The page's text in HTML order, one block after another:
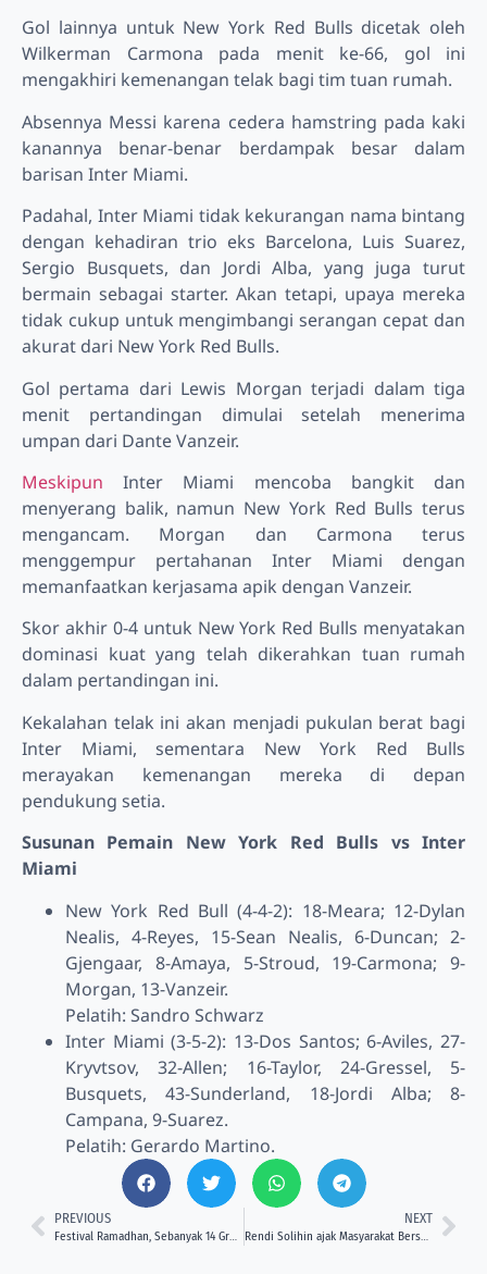
Gol lainnya untuk New York Red Bulls dicetak oleh
Wilkerman Carmona pada menit ke-66, gol ini
mengakhiri kemenangan telak bagi tim tuan rumah.
Absennya Messi karena cedera hamstring pada kaki
kanannya benar-benar berdampak besar dalam
barisan Inter Miami.
Padahal, Inter Miami tidak kekurangan nama bintang
dengan kehadiran trio eks Barcelona, Luis Suarez,
Sergio Busquets, dan Jordi Alba, yang juga turut
bermain sebagai starter. Akan tetapi, upaya mereka
tidak cukup untuk mengimbangi serangan cepat dan
akurat dari New York Red Bulls.
Gol pertama dari Lewis Morgan terjadi dalam tiga
menit pertandingan dimulai setelah menerima
umpan dari Dante Vanzeir.
Meskipun Inter Miami mencoba bangkit dan
menyerang balik, namun New York Red Bulls terus
mengancam. Morgan dan Carmona terus
menggempur pertahanan Inter Miami dengan
memanfaatkan kerjasama apik dengan Vanzeir.
Skor akhir 0-4 untuk New York Red Bulls menyatakan
dominasi kuat yang telah dikerahkan tuan rumah
dalam pertandingan ini.
Kekalahan telak ini akan menjadi pukulan berat bagi
Inter Miami, sementara New York Red Bulls
merayakan kemenangan mereka di depan
pendukung setia.
Susunan Pemain New York Red Bulls vs Inter
Miami
New York Red Bull (4-4-2): 18-Meara; 12-Dylan
Nealis, 4-Reyes, 15-Sean Nealis, 6-Duncan; 2-
Gjengaar, 8-Amaya, 5-Stroud, 19-Carmona; 9-
Morgan, 13-Vanzeir.
Pelatih: Sandro Schwarz
Inter Miami (3-5-2): 13-Dos Santos; 6-Aviles, 27-
Kryvtsov, 32-Allen; 16-Taylor, 24-Gressel, 5-
Busquets, 43-Sunderland, 18-Jordi Alba; 8-
Campana, 9-Suarez.
Pelatih: Gerardo Martino.
PREVIOUS NEXT
Rendi Solihin ajak Masyarakat Bersholawat Bersama dalam acara Ramadhan Keren